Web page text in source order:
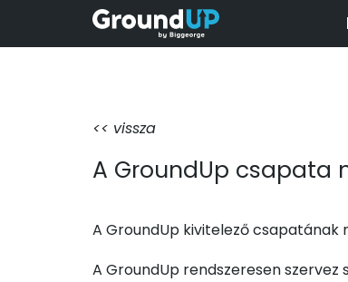
<< vissza
A GroundUp csapata
A GroundUp kivitelező
A GroundUp rendszeresen